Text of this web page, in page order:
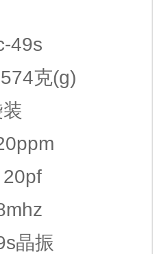
49s
克(g)
晶振